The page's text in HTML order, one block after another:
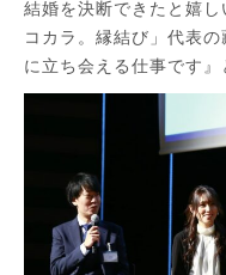
結婚を決断できたと嬉
コカラ。縁結び」代表
に立ち会える仕事です』